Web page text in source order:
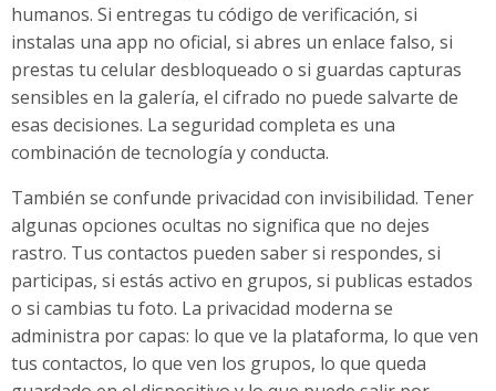
humanos. Si entregas tu código de verificación, si
instalas una app no oficial, si abres un enlace falso, si
prestas tu celular desbloqueado o si guardas capturas
sensibles en la galería, el cifrado no puede salvarte de
esas decisiones. La seguridad completa es una
combinación de tecnología y conducta.
También se confunde privacidad con invisibilidad. Tener
algunas opciones ocultas no significa que no dejes
rastro. Tus contactos pueden saber si respondes, si
participas, si estás activo en grupos, si publicas estados
o si cambias tu foto. La privacidad moderna se
administra por capas: lo que ve la plataforma, lo que ven
tus contactos, lo que ven los grupos, lo que queda